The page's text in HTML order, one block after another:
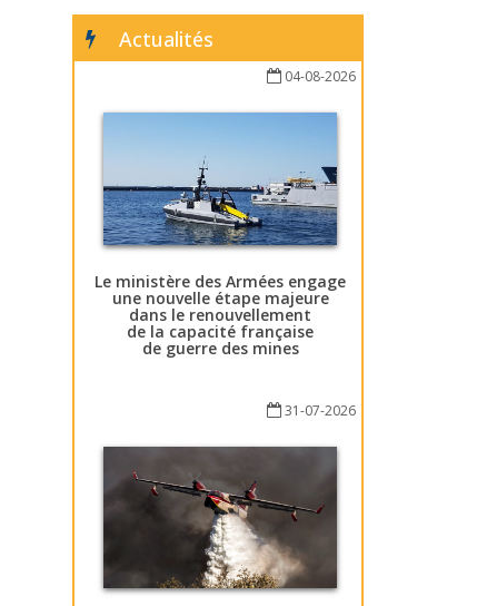
Actualités
04-08-2026
Le ministère des Armées engage
une nouvelle étape majeure
dans le renouvellement
de la capacité française
de guerre des mines
31-07-2026